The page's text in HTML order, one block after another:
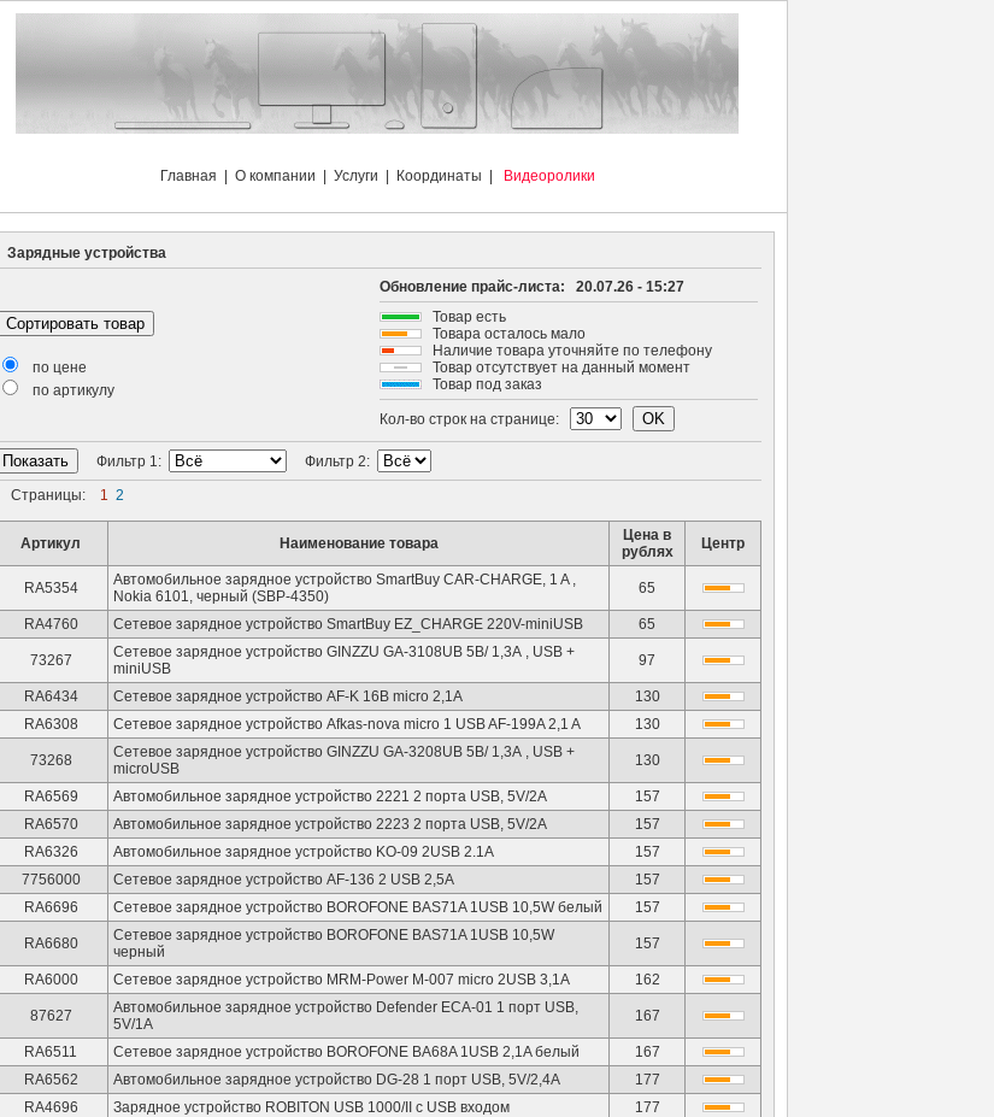
Главная О компании Услуги Координаты Видеоролики
Зарядные устройства
по цене
по артикулу
Обновление прайс-листа: 20.07.26 - 15:27
Товар есть
Товара осталось мало
Наличие товара уточняйте по телефону
Товар отсутствует на данный момент
Товар под заказ
Кол-во строк на странице:
Фильтр 1:
Фильтр 2:
Страницы: 1 2
Артикул Наименование товара
Цена в
рублях
Центр
RA5354
Автомобильное зарядное устройство SmartBuy CAR-CHARGE, 1 A ,
Nokia 6101, черный (SBP-4350)
65
RA4760 Сетевое зарядное устройство SmartBuy EZ_CHARGE 220V-miniUSB 65
73267
Сетевое зарядное устройство GINZZU GA-3108UB 5В/ 1,3А , USB +
miniUSB
97
RA6434 Сетевое зарядное устройство AF-K 16B micro 2,1A
130
RA6308
Сетевое зарядное устройство Afkas-nova micro 1 USB AF-199A 2,1 A 130
73268
Сетевое зарядное устройство GINZZU GA-3208UB 5В/ 1,3А , USB +
microUSB
130
RA6569 Автомобильное зарядное устройство 2221 2 порта USB, 5V/2A
157
RA6570
Автомобильное зарядное устройство 2223 2 порта USB, 5V/2A
157
RA6326
Автомобильное зарядное устройство KO-09 2USB 2.1A
157
7756000
Сетевое зарядное устройство AF-136 2 USB 2,5A
157
RA6696
Сетевое зарядное устройство BOROFONE BAS71A 1USB 10,5W белый 157
RA6680
Сетевое зарядное устройство BOROFONE BAS71A 1USB 10,5W
черный
157
RA6000 Сетевое зарядное устройство MRM-Power M-007 micro 2USB 3,1A 162
87627
Автомобильное зарядное устройство Defender ECA-01 1 порт USB,
5V/1A
167
RA6511 Сетевое зарядное устройство BOROFONE BA68A 1USB 2,1A белый
167
RA6562
Автомобильное зарядное устройство DG-28 1 порт USB, 5V/2,4A
177
RA4696
Зарядное устройство ROBITON USB 1000/II c USB входом 177